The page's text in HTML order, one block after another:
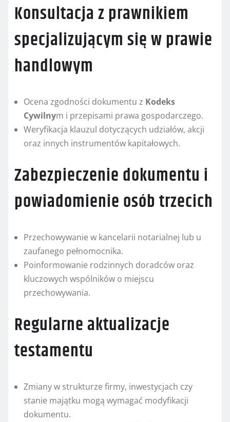
Konsultacja z prawnikiem
specjalizującym się w prawie
handlowym
Ocena zgodności dokumentu z Kodeks
Cywilnym i przepisami prawa gospodarczego.
Weryfikacja klauzul dotyczących udziałów, akcji
oraz innych instrumentów kapitałowych.
Zabezpieczenie dokumentu i
powiadomienie osób trzecich
Przechowywanie w kancelarii notarialnej lub u
zaufanego pełnomocnika.
Poinformowanie rodzinnych doradców oraz
kluczowych wspólników o miejscu
przechowywania.
Regularne aktualizacje
testamentu
Zmiany w strukturze firmy, inwestycjach czy
stanie majątku mogą wymagać modyfikacji
dokumentu.